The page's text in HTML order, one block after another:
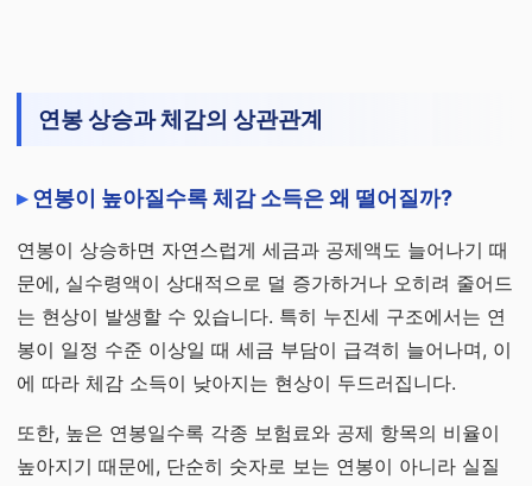
연봉 상승과 체감의 상관관계
연봉이 높아질수록 체감 소득은 왜 떨어질까?
연봉이 상승하면 자연스럽게 세금과 공제액도 늘어나기 때
문에, 실수령액이 상대적으로 덜 증가하거나 오히려 줄어드
는 현상이 발생할 수 있습니다. 특히 누진세 구조에서는 연
봉이 일정 수준 이상일 때 세금 부담이 급격히 늘어나며, 이
에 따라 체감 소득이 낮아지는 현상이 두드러집니다.
또한, 높은 연봉일수록 각종 보험료와 공제 항목의 비율이
높아지기 때문에, 단순히 숫자로 보는 연봉이 아니라 실질